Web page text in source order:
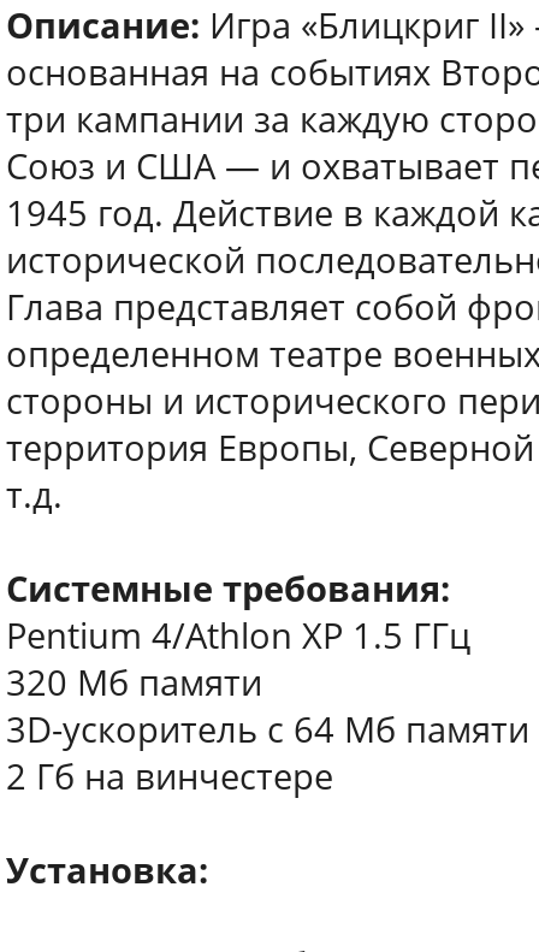
Описание: Игра «Блицкриг
основанная на событиях
три кампании за каждую
Союз и США — и охватывает
1945 год. Действие в каждой
исторической
Глава представляет собой
определенном театре
стороны и исторического
территория Европы,
т.д.
Системные требования:
Pentium 4/Athlon XP 1.5 ГГц
320 Мб памяти
3D-ускоритель с 64 Мб памяти
2 Гб на винчестере
Установка: